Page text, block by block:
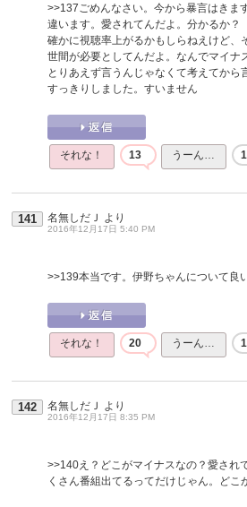
>>137ごめんなさい。今から暴言はきます
違います。愛されてんだよ。分かるか？
確かに視聴率上がるかもしらねえけど、
世間が必要としてんだよ。なんでマイナ
とりあえず言うんじゃなくて考えてから
すっきりしました。すいません
それな！ 13 うーん…
141 名無しだＪ より
2016年12月17日 5:40 PM
>>139本当です。伊野ちゃんについて良
それな！ 20 うーん…
142 名無しだＪ より
2016年12月17日 8:35 PM
>>140え？どこがマイナスなの？愛され
くさん番組出てるってだけじゃん。どこ